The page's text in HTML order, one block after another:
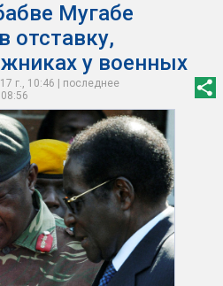
Мугабе
отставку,
у военных
г., 10:46 | последнее